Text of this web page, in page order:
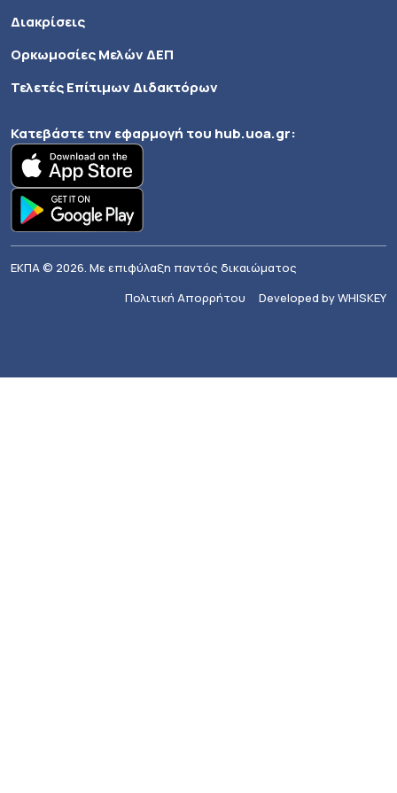
Διακρίσεις
Ορκωμοσίες Μελών ΔΕΠ
Τελετές Επίτιμων Διδακτόρων
Κατεβάστε την εφαρμογή του hub.uoa.gr:
ΕΚΠΑ © 2026. Με επιφύλαξη παντός δικαιώματος
Πολιτική Απορρήτου
Developed by WHISKEY